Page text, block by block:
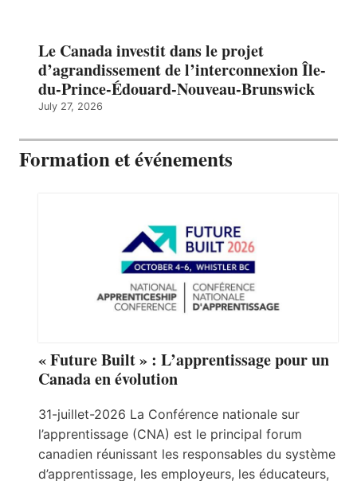
Le Canada investit dans le projet
d’agrandissement de l’interconnexion Île-
du-Prince-Édouard-Nouveau-Brunswick
July 27, 2026
Formation et événements
« Future Built » : L’apprentissage pour un
Canada en évolution
31-juillet-2026 La Conférence nationale sur
l’apprentissage (CNA) est le principal forum
canadien réunissant les responsables du système
d’apprentissage, les employeurs, les éducateurs,